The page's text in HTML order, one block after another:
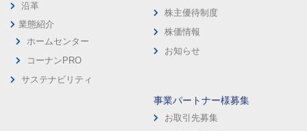
沿革
業態紹介
ホームセンター
コーナンPRO
サステナビリティ
株主優待制度
株価情報
お知らせ
事業パートナー様募集
お取引先募集